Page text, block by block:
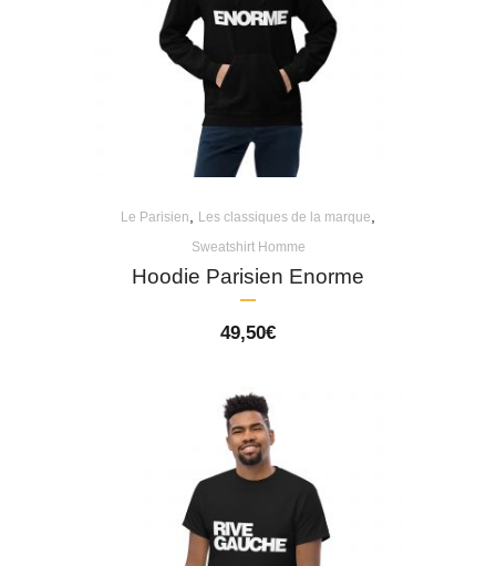
Le Parisien Les classiques de la marque
Sweatshirt Homme
Hoodie Parisien Enorme
49,50€